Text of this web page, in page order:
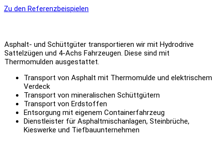
Zu den Referenzbeispielen
Asphalt- und Schüttgüter transportieren wir mit Hydrodrive
Sattelzügen und 4-Achs Fahrzeugen. Diese sind mit
Thermomulden ausgestattet.
Transport von Asphalt mit Thermomulde und elektrischem
Verdeck
Transport von mineralischen Schüttgütern
Transport von Erdstoffen
Entsorgung mit eigenem Containerfahrzeug
Dienstleister für Asphaltmischanlagen, Steinbrüche,
Kieswerke und Tiefbauunternehmen